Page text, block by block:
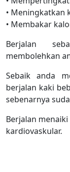
• Meningkatkan
• Membakar
Berjalan
membolehkan
Sebaik anda
berjalan kaki
sebenarnya
Berjalan
kardiovaskular.